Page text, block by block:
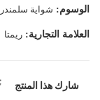
الوسوم: شواية سلمندر
العلامة التجارية: ريمتا
شارك هذا المنتج